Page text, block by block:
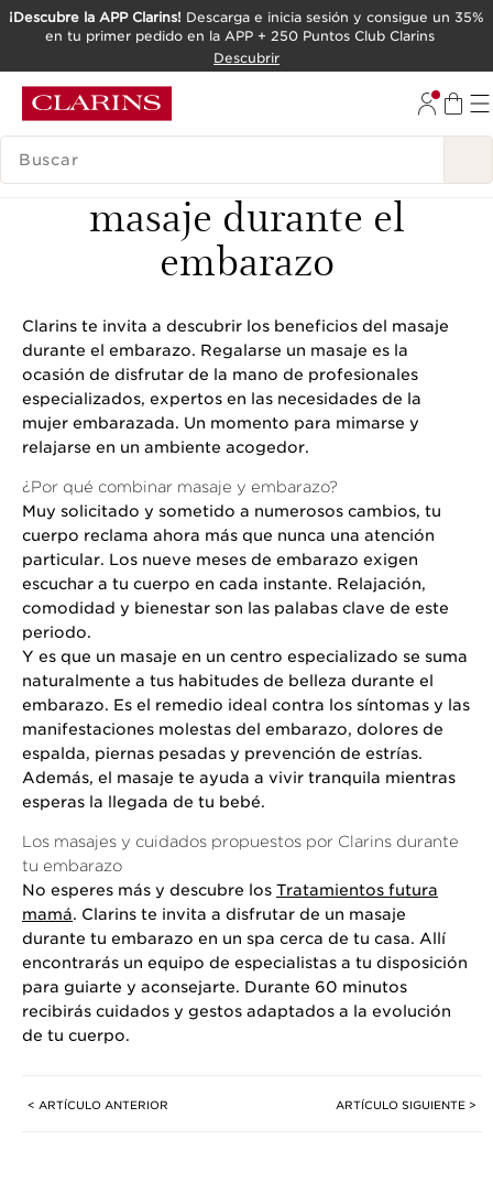
IR AL CONTENIDO
¡Descubre la APP Clarins! Descarga e inicia sesión y consigue un 35%
en tu primer pedido en la APP + 250 Puntos Club Clarins
Descubrir
LEYENDA
Belleza y maternidad - El
masaje durante el
embarazo
Clarins te invita a descubrir los beneficios del masaje
durante el embarazo. Regalarse un masaje es la
ocasión de disfrutar de la mano de profesionales
especializados, expertos en las necesidades de la
mujer embarazada. Un momento para mimarse y
relajarse en un ambiente acogedor.
¿Por qué combinar masaje y embarazo?
Muy solicitado y sometido a numerosos cambios, tu
cuerpo reclama ahora más que nunca una atención
particular. Los nueve meses de embarazo exigen
escuchar a tu cuerpo en cada instante. Relajación,
comodidad y bienestar son las palabas clave de este
periodo.
Y es que un masaje en un centro especializado se suma
naturalmente a tus habitudes de belleza durante el
embarazo. Es el remedio ideal contra los síntomas y las
manifestaciones molestas del embarazo, dolores de
espalda, piernas pesadas y prevención de estrías.
Además, el masaje te ayuda a vivir tranquila mientras
esperas la llegada de tu bebé.
Los masajes y cuidados propuestos por Clarins durante
tu embarazo
No esperes más y descubre los Tratamientos futura
mamá. Clarins te invita a disfrutar de un masaje
durante tu embarazo en un spa cerca de tu casa. Allí
encontrarás un equipo de especialistas a tu disposición
para guiarte y aconsejarte. Durante 60 minutos
recibirás cuidados y gestos adaptados a la evolución
de tu cuerpo.
< ARTÍCULO ANTERIOR ARTÍCULO SIGUIENTE >